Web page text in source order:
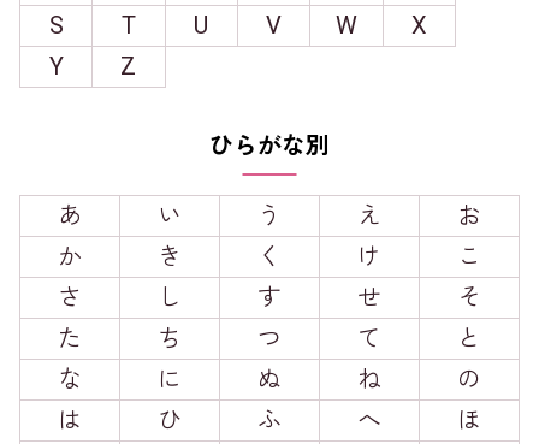
S
T U V W
X
Y
Z
ひらがな別
あ い う え
お
か
き く け
こ
さ
し す せ
そ
た
ち つ て
と
な
に ぬ ね
の
は
ひ ふ へ
ほ